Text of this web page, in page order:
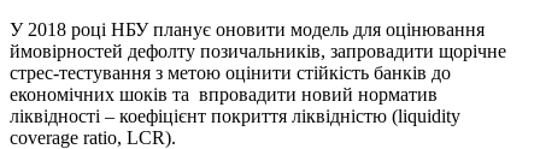
У 2018 році НБУ планує оновити модель для оцінювання
ймовірностей дефолту позичальників, запровадити щорічне
стрес-тестування з метою оцінити стійкість банків до
економічних шоків та впровадити новий норматив
ліквідності – коефіцієнт покриття ліквідністю (liquidity
coverage ratio, LCR).